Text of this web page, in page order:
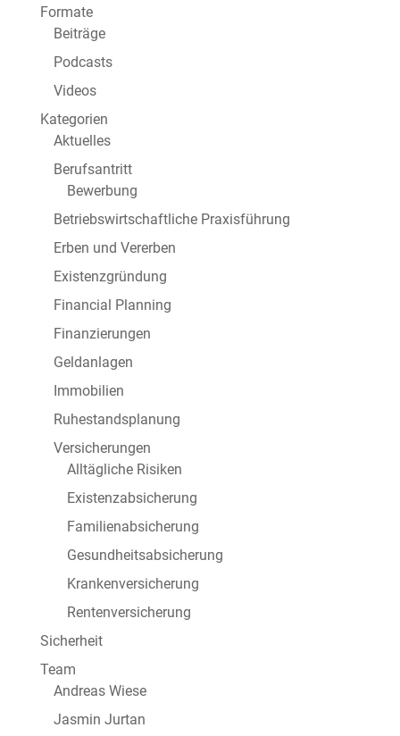
Formate
Beiträge
Podcasts
Videos
Kategorien
Aktuelles
Berufsantritt
Bewerbung
Betriebswirtschaftliche Praxisführung
Erben und Vererben
Existenzgründung
Financial Planning
Finanzierungen
Geldanlagen
Immobilien
Ruhestandsplanung
Versicherungen
Alltägliche Risiken
Existenzabsicherung
Familienabsicherung
Gesundheitsabsicherung
Krankenversicherung
Rentenversicherung
Sicherheit
Team
Andreas Wiese
Jasmin Jurtan